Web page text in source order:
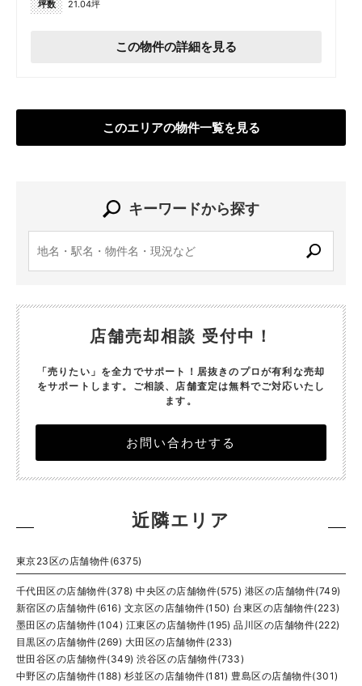
坪数 21.04坪
この物件の詳細を見る
このエリアの物件一覧を見る
キーワードから探す
店舗売却相談 受付中！
「売りたい」を全力でサポート！居抜きのプロが有利な売却
をサポートします。 ご相談、店舗査定は無料でご対応いたし
ます。
お問い合わせする
近隣エリア
東京23区の店舗物件(6375)
千代田区の店舗物件(378) 中央区の店舗物件(575) 港区の店舗物件(749)
新宿区の店舗物件(616) 文京区の店舗物件(150) 台東区の店舗物件(223)
墨田区の店舗物件(104) 江東区の店舗物件(195) 品川区の店舗物件(222)
目黒区の店舗物件(269) 大田区の店舗物件(233)
世田谷区の店舗物件(349) 渋谷区の店舗物件(733)
中野区の店舗物件(188) 杉並区の店舗物件(181) 豊島区の店舗物件(301)